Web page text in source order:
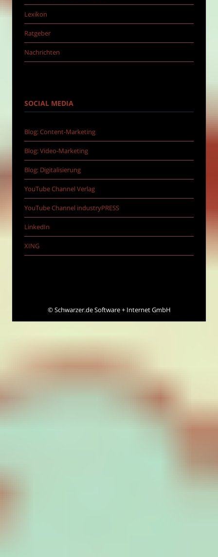
Lexikon
Ratgeber
Nachrichten
SOCIAL MEDIA
Blog: Content-Marketing
Blog: Video-Marketing
Blog: Digitalisierung
YouTube Channel Verlag
YouTube Channel industryPRESS
LinkedIn
XING
©Schwarzer.de Software + Internet GmbH